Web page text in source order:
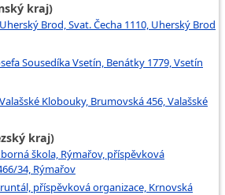
kraj)
Brod, Svat. Čecha 1110, Uherský Brod
Sousedíka Vsetín, Benátky 1779, Vsetín
Klobouky, Brumovská 456, Valašské
kraj)
škola, Rýmařov, příspěvková
34, Rýmařov
příspěvková organizace, Krnovská